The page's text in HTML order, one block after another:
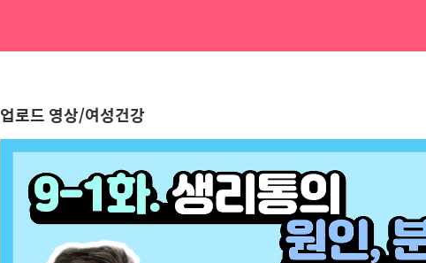
feat. 피임약, 자궁내장
업로드 영상/여성건강